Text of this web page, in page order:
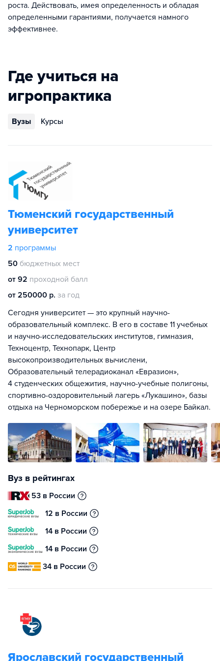
роста. Действовать, имея определенность и обладая
определенными гарантиями, получается намного
эффективнее.
Где учиться на
игропрактика
Вузы Курсы
Тюменский государственный
университет
2 программы
50 бюджетных мест
от 92 проходной балл
от 250000 р. за год
Сегодня университет — это крупный научно-
образовательный комплекс. В его в составе 11 учебных
и научно-исследовательских институтов, гимназия,
Техноцентр, Технопарк, Центр
высокопроизводительных вычислени,
Образовательный телерадиоканал «Евразион»,
4 студенческих общежития, научно-учебные полигоны,
спортивно-оздоровительный лагерь «Лукашино», базы
отдыха на Черноморском побережье и на озере Байкал.
Вуз в рейтингах
53 в России
12 в России
14 в России
14 в России
34 в России
Ярославский государственный